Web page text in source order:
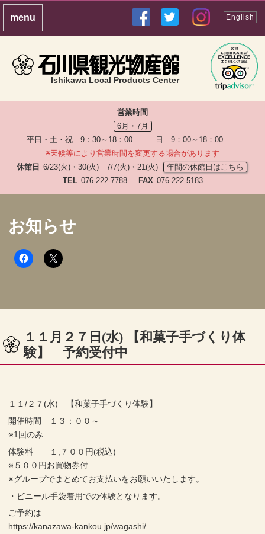
Ishikawa Local Products Center
English
営業時間
6月・7月
平日・土・祝 9：30～18：00 日 9：00～18：00
※天候等により営業時間を変更する場合があります
休館日 6/23(火)・30(火) 7/7(火)・21(火)
年間の休館日はこちら
TEL 076-222-7788 FAX 076-222-5183
お知らせ
１１月２７日(水) 【和菓子手づくり体
験】 予約受付中
１１/２７(水) 【和菓子手づくり体験】
開催時間 １３：００～
※1回のみ
体験料 １,７００円(税込)
※５００円お買物券付
※グループでまとめてお支払いをお願いいたします。
・ビニール手袋着用での体験となります。
ご予約は
https://kanazawa-kankou.jp/wagashi/